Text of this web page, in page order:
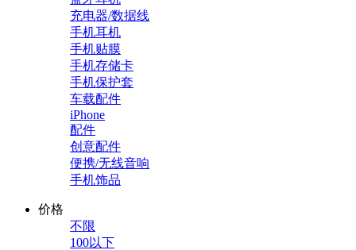
充电器/数据线
手机耳机
手机贴膜
手机存储卡
手机保护套
车载配件
iPhone
配件
创意配件
便携/无线音响
手机饰品
价格
不限
100以下